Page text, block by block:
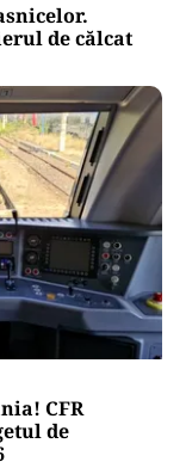
de călcat
CFR
de